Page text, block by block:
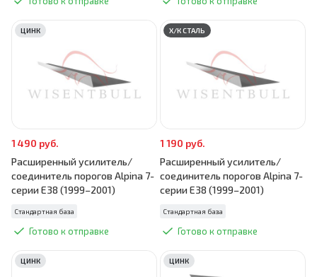
1 490 руб.
Расширенный усилитель/
соединитель порогов Alpina 7-
серии E38 (1999–2001)
Стандартная база
Готово к отправке
ЦИНК
1 190 руб.
Расширенный усилитель/
соединитель порогов Alpina 7-
серии E38 (1999–2001)
Стандартная база
Готово к отправке
Х/К СТАЛЬ
ЦИНК ЦИНК